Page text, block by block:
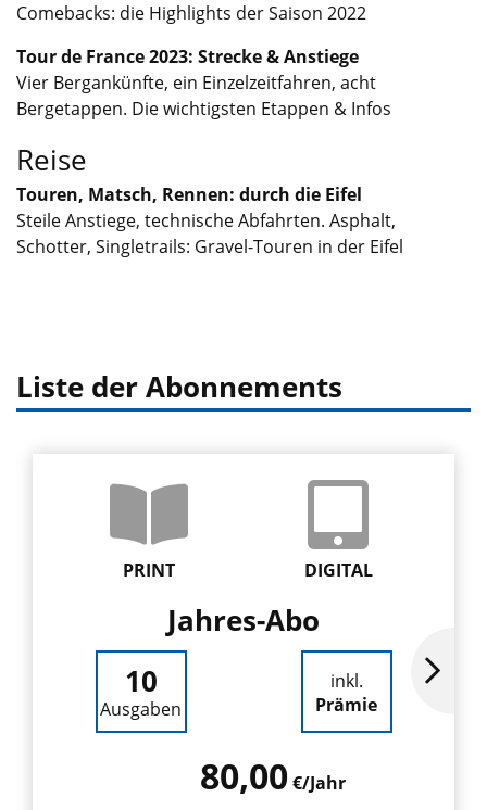
Comebacks: die Highlights der Saison 2022
Tour de France 2023: Strecke & Anstiege
Vier Bergankünfte, ein Einzelzeitfahren, acht
Bergetappen. Die wichtigsten Etappen & Infos
Reise
Touren, Matsch, Rennen: durch die Eifel
Steile Anstiege, technische Abfahrten. Asphalt,
Schotter, Singletrails: Gravel-Touren in der Eifel
Liste der Abonnements
PRINT DIGITAL
Jahres-Abo
10
Ausgaben
inkl.
Prämie
80,00€/Jahr